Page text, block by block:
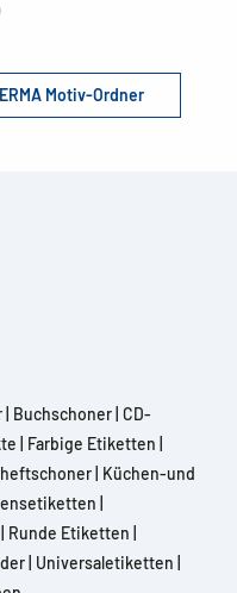
Motiv-Ordner
Buchschoner CD-
Farbige Etiketten
Küchen-und
Runde Etiketten
Universaletiketten